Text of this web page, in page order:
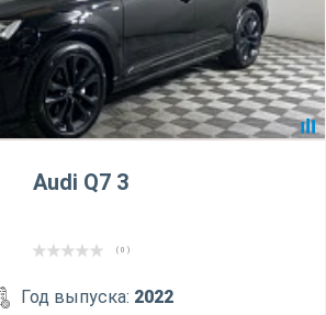
Audi Q7 3
( 0 )
Год выпуска: 2022